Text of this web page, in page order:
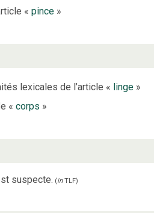
«pince »
lexicales de l’article « linge »
«corps »
suspecte. (inTLF)